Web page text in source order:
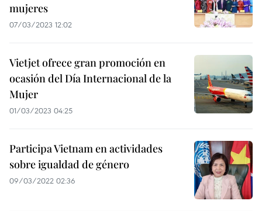
mujeres
07/03/2023 12:02
Vietjet ofrece gran promoción en
ocasión del Día Internacional de la
Mujer
01/03/2023 04:25
Participa Vietnam en actividades
sobre igualdad de género
09/03/2022 02:36